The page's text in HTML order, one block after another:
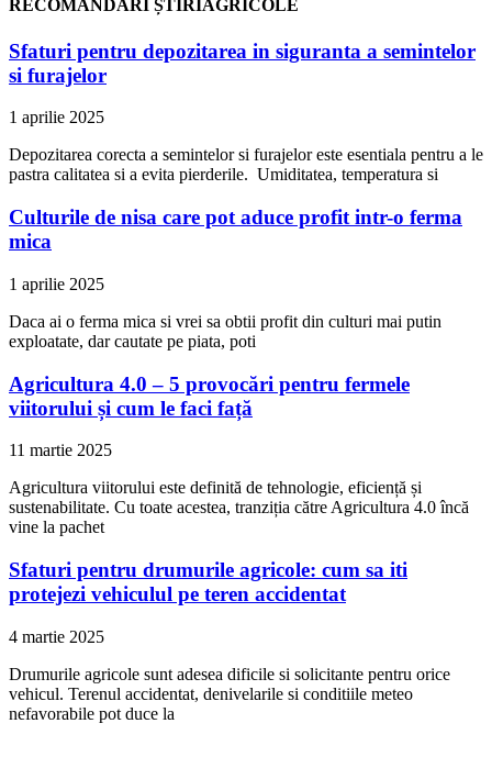
RECOMANDĂRI ȘTIRIAGRICOLE
Sfaturi pentru depozitarea in siguranta a semintelor
si furajelor
1 aprilie 2025
Depozitarea corecta a semintelor si furajelor este esentiala pentru a le
pastra calitatea si a evita pierderile. Umiditatea, temperatura si
Culturile de nisa care pot aduce profit intr-o ferma
mica
1 aprilie 2025
Daca ai o ferma mica si vrei sa obtii profit din culturi mai putin
exploatate, dar cautate pe piata, poti
Agricultura 4.0 – 5 provocări pentru fermele
viitorului și cum le faci față
11 martie 2025
Agricultura viitorului este definită de tehnologie, eficiență și
sustenabilitate. Cu toate acestea, tranziția către Agricultura 4.0 încă
vine la pachet
Sfaturi pentru drumurile agricole: cum sa iti
protejezi vehiculul pe teren accidentat
4 martie 2025
Drumurile agricole sunt adesea dificile si solicitante pentru orice
vehicul. Terenul accidentat, denivelarile si conditiile meteo
nefavorabile pot duce la